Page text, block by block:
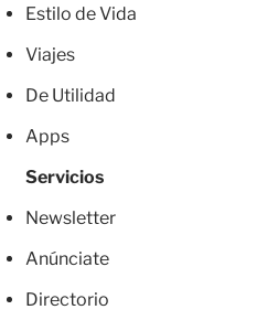
Estilo de Vida
Viajes
De Utilidad
Apps
Servicios
Newsletter
Anúnciate
Directorio